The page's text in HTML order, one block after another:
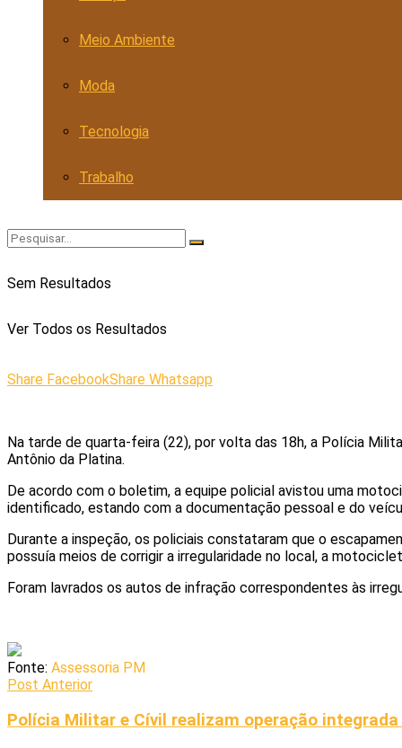
Meio Ambiente
Moda
Tecnologia
Trabalho
Sem Resultados
Ver Todos os Resultados
Share FacebookShare Whatsapp
Na tarde de quarta-feira (22), por volta das 18h, a Polícia
Antônio da Platina.
De acordo com o boletim, a equipe policial avistou uma
identificado, estando com a documentação pessoal e do
Durante a inspeção, os policiais constataram que o
possuía meios de corrigir a irregularidade no local, a
Foram lavrados os autos de infração correspondentes às
Fonte: Assessoria PM
Post Anterior
Polícia Militar e Cívil realizam operação integrada